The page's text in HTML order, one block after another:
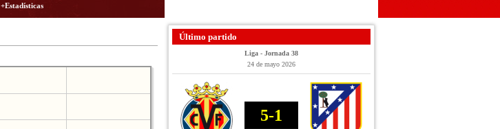
+Estadísticas
Último partido
Liga - Jornada 38
24 de mayo 2026
5-1